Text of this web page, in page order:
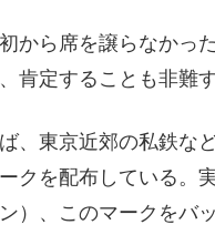
から席を譲らなかっ
肯定することも非難
、東京近郊の私鉄な
クを配布している。
）、このマークをバ